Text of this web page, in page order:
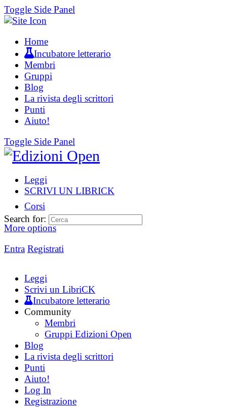
Toggle Side Panel
Home
Incubatore letterario
Membri
Gruppi
Blog
La rivista degli scrittori
Punti
Aiuto!
Toggle Side Panel
Leggi
SCRIVI UN LIBRICK
Corsi
More options
Entra Registrati
Search for:
Leggi
Scrivi un LibriCK
Incubatore letterario
Community
Membri
Gruppi Edizioni Open
Blog
La rivista degli scrittori
Punti
Aiuto!
Log In
Registrazione